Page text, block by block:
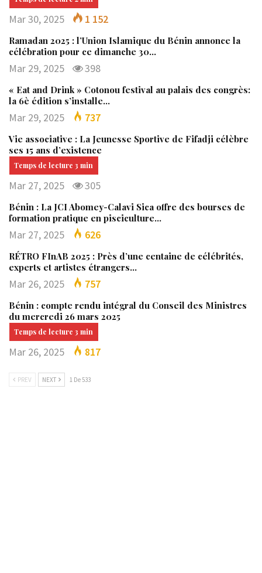
Mar 30, 2025 1 152
Ramadan 2025 : l’Union Islamique du Bénin annonce la
célébration pour ce dimanche 30…
Mar 29, 2025 398
« Eat and Drink » Cotonou festival au palais des congrès:
la 6è édition s’installe…
Mar 29, 2025 737
Vie associative : La Jeunesse Sportive de Fifadji célèbre
ses 15 ans d’existence
Mar 27, 2025 305
Bénin : La JCI Abomey-Calavi Sica offre des bourses de
formation pratique en pisciculture…
Mar 27, 2025 626
RÉTRO FInAB 2025 : Près d’une centaine de célébrités,
experts et artistes étrangers…
Mar 26, 2025 757
Bénin : compte rendu intégral du Conseil des Ministres
du mercredi 26 mars 2025
Mar 26, 2025 817
PREV NEXT 1 De 533